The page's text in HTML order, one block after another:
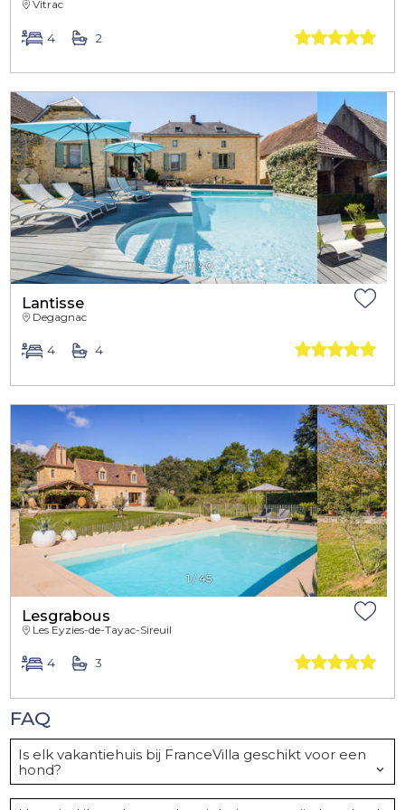
Vitrac
4 2
1/40
Lantisse
Degagnac
4 4
1/45
Lesgrabous
Les Eyzies-de-Tayac-Sireuil
4 3
FAQ
Is elk vakantiehuis bij FranceVilla geschikt voor een
hond?
Nee, een hond is alleen welkom bij de